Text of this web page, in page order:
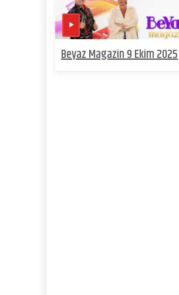
Beyaz Magazin 9 Ekim 2025